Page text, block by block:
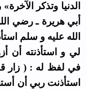
أبي هريرة ـ رضي
الله عليه و سلم
لي و استأذنته أن
في لفظ له : ( زار
استأذنت ربي أن